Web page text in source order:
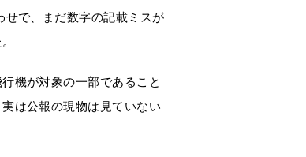
せで、まだ数字の記載ミスが
機が対象の一部であること
は公報の現物は見ていない